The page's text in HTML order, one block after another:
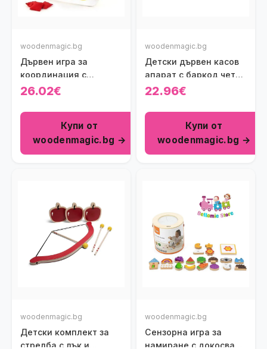
woodenmagic.bg
Дървен игра за
координация с
мишени Viga toys
26.02€
Купи от
woodenmagic.bg →
woodenmagic.bg
Детски дървен касов
апарат с баркод четец
Polar B
22.96€
Купи от
woodenmagic.bg →
woodenmagic.bg
Детски комплект за
стрелба с лък и
woodenmagic.bg
Сензорна игра за
намиране с докосване